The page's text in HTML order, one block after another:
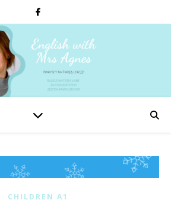
CHILDREN A1